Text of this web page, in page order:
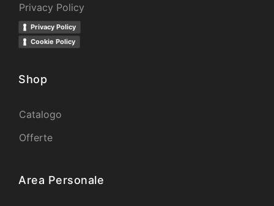
Privacy Policy
Privacy Policy
Cookie Policy
Shop
Catalogo
Offerte
Area Personale